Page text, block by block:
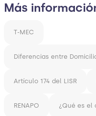
Más
T-MEC
Diferencias entre
Artículo 174 del LISR
RENAPO ¿Qué es el